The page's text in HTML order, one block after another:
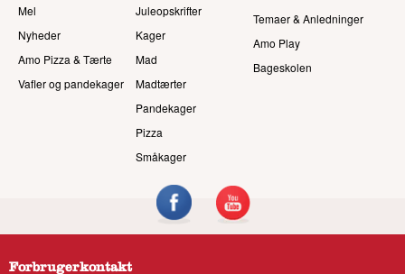
Mel
Nyheder
Amo Pizza & Tærte
Vafler og pandekager
Juleopskrifter
Kager
Mad
Madtærter
Pandekager
Pizza
Småkager
Temaer & Anledninger
Amo Play
Bageskolen
Forbrugerkontakt